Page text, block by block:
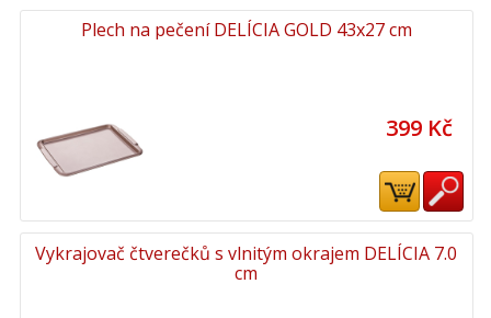
Plech na pečení DELÍCIA GOLD 43x27 cm
399 Kč
Vykrajovač čtverečků s vlnitým okrajem DELÍCIA 7.0
cm